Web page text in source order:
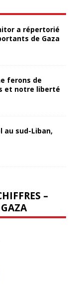
a répertorié
de Gaza
ferons de
et notre liberté
au sud-Liban,
–